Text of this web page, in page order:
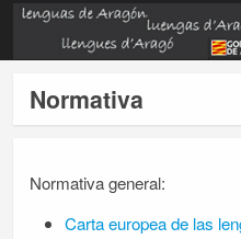
Normativa
Normativa general:
Carta europea de las